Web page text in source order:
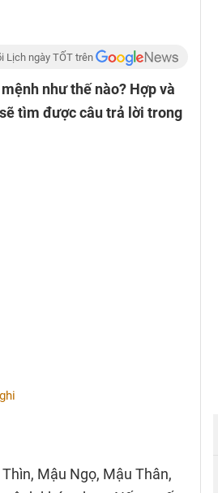
Lịch ngày TỐT trên
như thế nào? Hợp và
tìm được câu trả lời trong
Mậu Ngọ, Mậu Thân,